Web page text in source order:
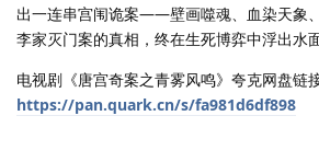
出一连串宫闱诡案——壁画噬魂、血染天象
李家灭门案的真相，终在生死博弈中浮出水面
电视剧《唐宫奇案之青雾风鸣》夸克网盘链
https://pan.quark.cn/s/fa981d6df898